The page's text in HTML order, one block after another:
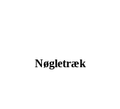
Nøgletræk